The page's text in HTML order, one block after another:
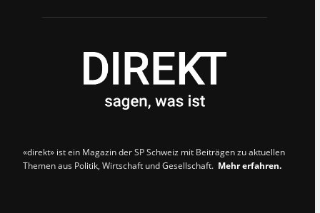
«direkt» ist ein Magazin der SP Schweiz mit Beiträgen zu aktuellen
Themen aus Politik, Wirtschaft und Gesellschaft. Mehr erfahren.